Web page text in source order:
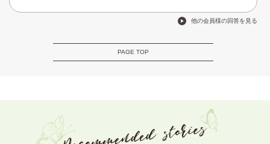
他の会員様の回答を見る
PAGE TOP